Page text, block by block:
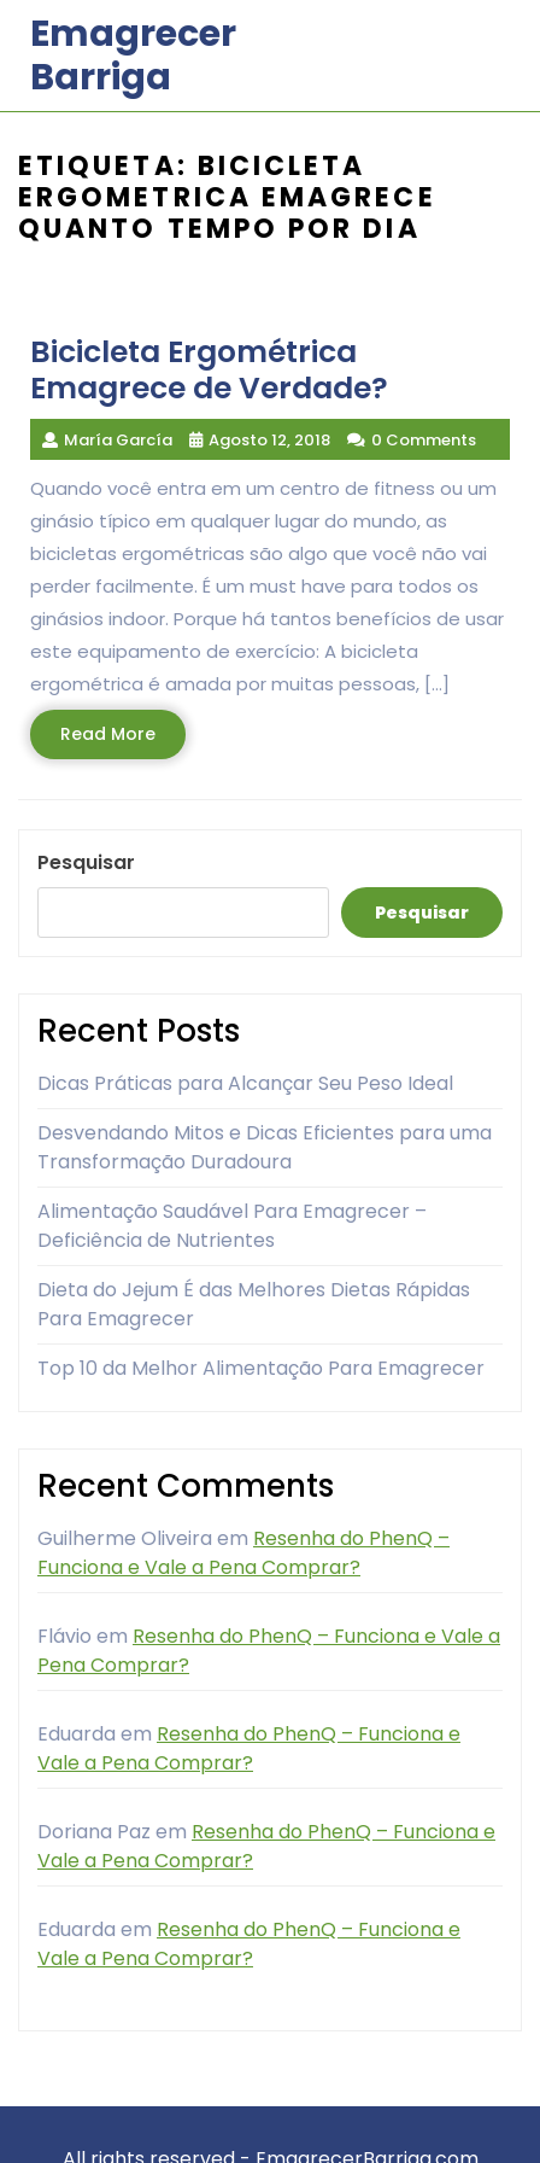
content
Emagrecer
Barriga
ETIQUETA: BICICLETA
ERGOMETRICA EMAGRECE
QUANTO TEMPO POR DIA
Bicicleta Ergométrica
Emagrece de Verdade?
María García Agosto 12, 2018 0 Comments
Quando você entra em um centro de fitness ou um
ginásio típico em qualquer lugar do mundo, as
bicicletas ergométricas são algo que você não vai
perder facilmente. É um must have para todos os
ginásios indoor. Porque há tantos benefícios de usar
este equipamento de exercício: A bicicleta
ergométrica é amada por muitas pessoas, […]
Read MoreRead
More
Pesquisar
Pesquisar
Recent Posts
Dicas Práticas para Alcançar Seu Peso Ideal
Desvendando Mitos e Dicas Eficientes para uma
Transformação Duradoura
Alimentação Saudável Para Emagrecer –
Deficiência de Nutrientes
Dieta do Jejum É das Melhores Dietas Rápidas
Para Emagrecer
Top 10 da Melhor Alimentação Para Emagrecer
Recent Comments
Guilherme Oliveira em Resenha do PhenQ –
Funciona e Vale a Pena Comprar?
Flávio em Resenha do PhenQ – Funciona e Vale a
Pena Comprar?
Eduarda em Resenha do PhenQ – Funciona e
Vale a Pena Comprar?
Doriana Paz em Resenha do PhenQ – Funciona e
Vale a Pena Comprar?
Eduarda em Resenha do PhenQ – Funciona e
Vale a Pena Comprar?